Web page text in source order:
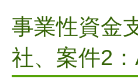
事業性資金
社、案件2